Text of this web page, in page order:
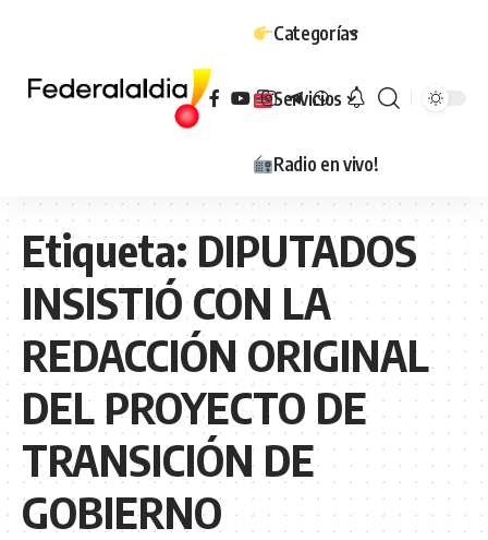
Categorías
Servicios
Radio en vivo!
Etiqueta: DIPUTADOS
INSISTIÓ CON LA
REDACCIÓN ORIGINAL
DEL PROYECTO DE
TRANSICIÓN DE
GOBIERNO